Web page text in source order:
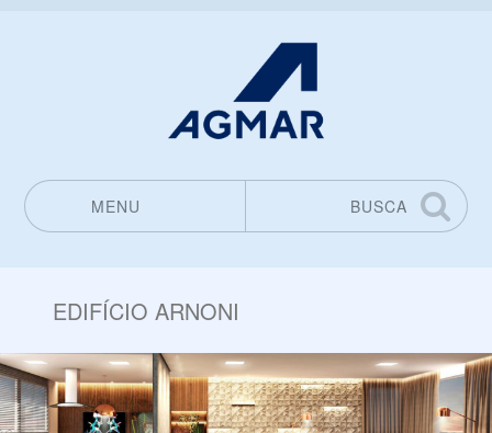
MENU
BUSCA
EDIFÍCIO ARNONI